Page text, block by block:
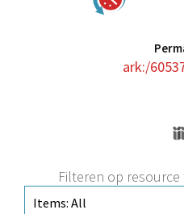
ark:/
Filteren op